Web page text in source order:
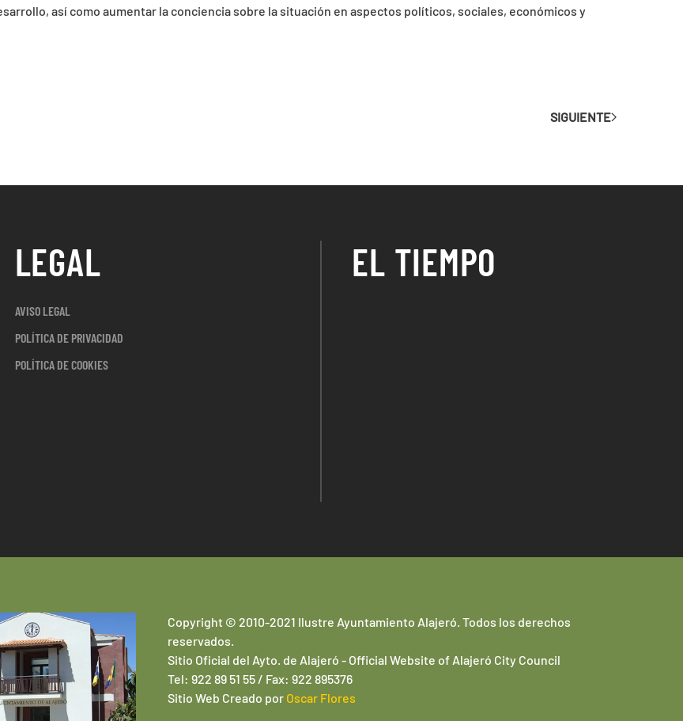
así como aumentar la conciencia sobre la situación en aspectos políticos, sociales, económicos y
SIGUIENTE
LEGAL
AVISO LEGAL
POLÍTICA DE PRIVACIDAD
POLÍTICA DE COOKIES
EL TIEMPO
Copyright © 2010-2021 Ilustre Ayuntamiento Alajeró. Todos los derechos
reservados.
Sitio Oficial del Ayto. de Alajeró - Official Website of Alajeró City Council
Tel: 922 89 51 55 / Fax: 922 895376
Sitio Web Creado por Oscar Flores